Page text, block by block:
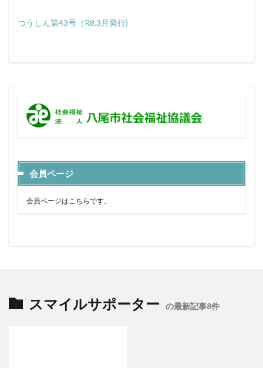
つうしん第43号（R8.3月発行)
会員ページ
会員ページはこちらです。
スマイルサポーター の最新記事8件